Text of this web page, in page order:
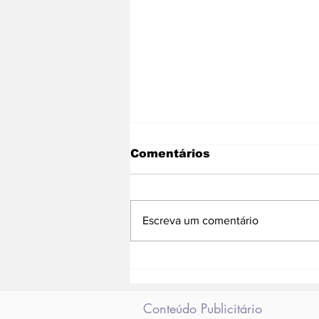
animais especiais
Comentários
Escreva um comentário
Conteúdo Publicitário